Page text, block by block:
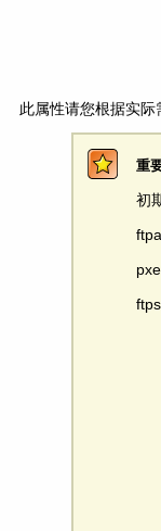
此属性请您根据实际
重
初